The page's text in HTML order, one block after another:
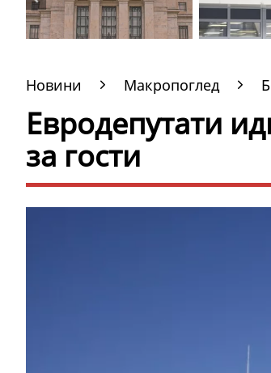
Новини Макропоглед
Евродепутати
за гости